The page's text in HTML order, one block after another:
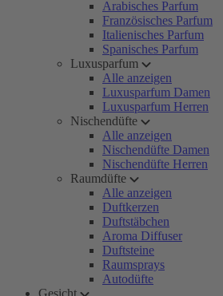
Arabisches Parfum
Französisches Parfum
Italienisches Parfum
Spanisches Parfum
Luxusparfum
Alle anzeigen
Luxusparfum Damen
Luxusparfum Herren
Nischendüfte
Alle anzeigen
Nischendüfte Damen
Nischendüfte Herren
Raumdüfte
Alle anzeigen
Duftkerzen
Duftstäbchen
Aroma Diffuser
Duftsteine
Raumsprays
Autodüfte
Gesicht